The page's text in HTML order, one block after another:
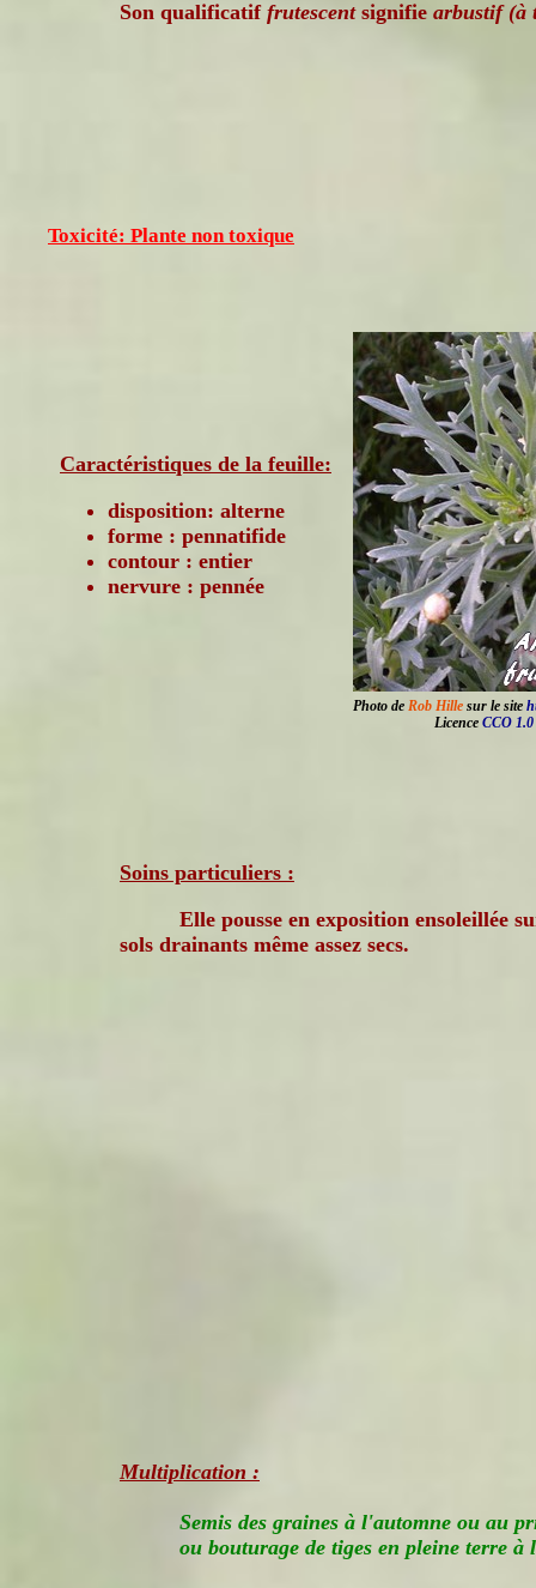
Son qualificatif frutescent signifie arbustif (à
Toxicité: Plante non toxique
Photo de Rob Hille sur le site
Licence CCO
Caractéristiques de la feuille:
disposition: alterne
forme : pennatifide
contour : entier
nervure : pennée
Soins particuliers :
Elle pousse en exposition ensoleillée
sols drainants même assez secs.
Multiplication :
Semis des graines à l'automne ou au
ou bouturage de tiges en pleine terre